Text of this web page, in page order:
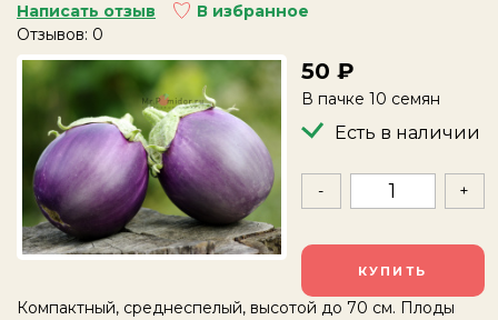
Отзывов: 0
Написать отзыв В избранное
50
В пачке 10 семян
Есть в наличии
- +
КУПИТЬ
Компактный, среднеспелый, высотой до 70 см. Плоды